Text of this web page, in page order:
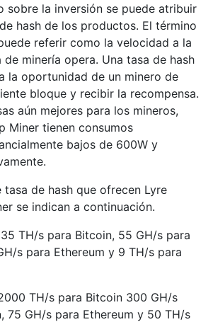
sobre la inversión se puede atribuir
hash de los productos. El término
referir como la velocidad a la
de minería opera. Una tasa de hash
la oportunidad de un minero de
bloque y recibir la recompensa.
aún mejores para los mineros,
Miner tienen consumos
bajos de 600W y
tasa de hash que ofrecen Lyre
se indican a continuación.
TH/s para Bitcoin, 55 GH/s para
s para Ethereum y 9 TH/s para
TH/s para Bitcoin 300 GH/s
75 GH/s para Ethereum y 50 TH/s